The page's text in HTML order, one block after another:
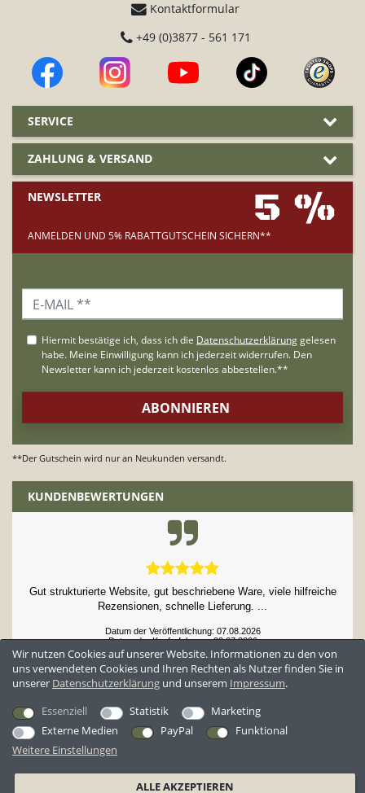
Kontaktformular
+49 (0)3877 - 561 171
SERVICE
ZAHLUNG & VERSAND
NEWSLETTER 5 %
ANMELDEN UND 5% RABATTGUTSCHEIN SICHERN**
**Der Gutschein wird nur an Neukunden versandt.
KUNDENBEWERTUNGEN
Gut strukturierte Website, gut beschriebene Ware, viele hilfreiche
Rezensionen, schnelle Lieferung. ...
Datum der Veröffentlichung: 07.08.2026
Datum der Kauferfahrung: 23.07.2026
Wir nutzen Cookies auf unserer Website. Informationen zu den von
uns verwendeten Cookies und Ihren Rechten als Nutzer finden Sie in
unserer Daten­schutz­erklärung und unserem Impressum.
Essenziell
Statistik
Marketing
Externe Medien
PayPal
Funktional
Weitere Einstellungen
ALLE AKZEPTIEREN